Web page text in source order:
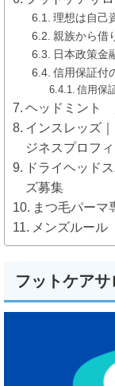
理想は自己
親族から借
日本政策金
信用保証付
信用保
ヘッドミント
インスレッズ
ジネスプロフ
ドライヘッド
ズ募集
まつ毛パーマ
メンズルール
フットケアサ